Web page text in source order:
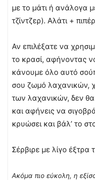
με το μάτι ή ανάλογα
τζίντζερ). Αλάτι +
Αν επιλέξατε να
το κρασί, αφήνοντας
κάνουμε όλο αυτό
σου ζωμό λαχανικών,
των λαχανικών, δεν θα
και αφήνεις να
κρυώσει και βάλ’ το
Σέρβιρε με λίγο
Ακόμα πιο εύκολη, η